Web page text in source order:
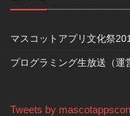
マスコットアプリ文化祭
プログラミング生放送（運
Tweets by mascotappscon